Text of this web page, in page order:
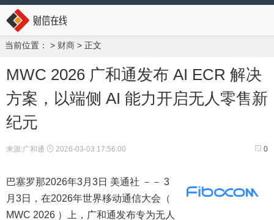
当前位置： > 财商 > 正文
MWC 2026 广和通发布 AI ECR 解决
方案，以端侧 AI 能力开启无人零售新
纪元
0
来源:广和通 2026-03-03 17:56:00
巴塞罗那2026年3月3日 美通社 －－ 3
月3日，在2026年世界移动通信大会（
MWC 2026 ）上，广和通发布专为无人